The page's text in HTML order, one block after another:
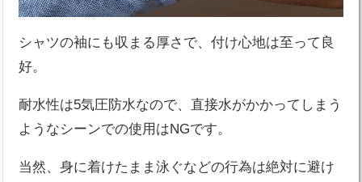
シャツの袖にも収まる厚さで、付け心地は至って良
好。
耐水性は5気圧防水なので、直接水がかかってしまう
ようなシーンでの使用はNGです。
当然、身に着けたまま泳ぐなどの行為は絶対に避け